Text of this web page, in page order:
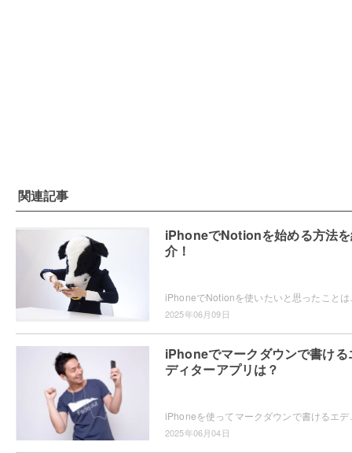
関連記事
iPhoneでNotionを始める方法
介！
2025年06月09日
iPhoneでマークダウンで書ける
ディターアプリは？
2025年06月04日